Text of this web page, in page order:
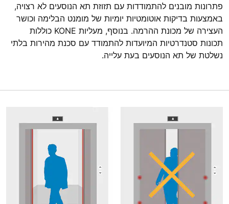
פתרונות מובנים להתמודדות עם תזוזת תא הנוסעים לא רצויה,
באמצעות בדיקות אוטומטיות יומיות של מומנט הבלימה וכושר
העצירה של מכונת ההרמה. בנוסף, מעליות KONE כוללות
תכונות סטנדרטיות המיועדות להתמודד עם סכנת מהירות בלתי
נשלטת של תא הנוסעים בעת עלייה.